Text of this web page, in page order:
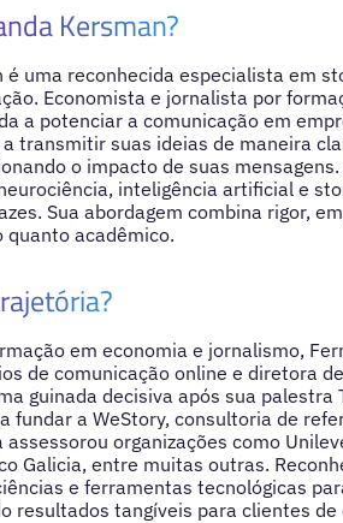
Kersman?
é uma reconhecida especialista em
Economista e jornalista por
a potenciar a comunicação em
transmitir suas ideias de maneira
o impacto de suas
inteligência artificial e
Sua abordagem combina rigor,
acadêmico.
em economia e jornalismo,
de comunicação online e diretora
guinada decisiva após sua palestra
fundar a WeStory, consultoria de
assessorou organizações como
Galicia, entre muitas outras.
e ferramentas tecnológicas
resultados tangíveis para clientes